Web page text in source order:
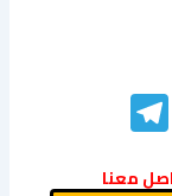
Copy
Linkمعنا